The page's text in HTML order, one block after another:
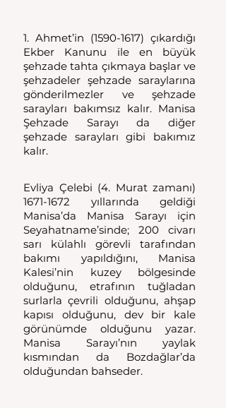
1. Ahmet’in (1590-1617) çıkardığı
Ekber Kanunu ile en büyük
şehzade tahta çıkmaya başlar ve
şehzadeler şehzade saraylarına
gönderilmezler ve şehzade
sarayları bakımsız kalır. Manisa
Şehzade Sarayı da diğer
şehzade sarayları gibi bakımız
kalır.
Evliya Çelebi (4. Murat zamanı)
1671-1672 yıllarında geldiği
Manisa’da Manisa Sarayı için
Seyahatname’sinde; 200 civarı
sarı külahlı görevli tarafından
bakımı yapıldığını, Manisa
Kalesi’nin kuzey bölgesinde
olduğunu, etrafının tuğladan
surlarla çevrili olduğunu, ahşap
kapısı olduğunu, dev bir kale
görünümde olduğunu yazar.
Manisa Sarayı’nın yaylak
kısmından da Bozdağlar’da
olduğundan bahseder.